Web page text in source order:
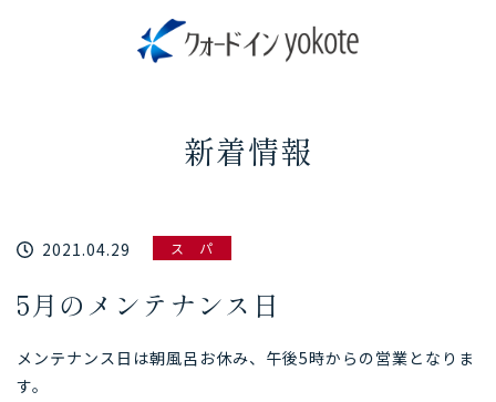
新着情報
2021.04.29 ス パ
5月のメンテナンス日
メンテナンス日は朝風呂お休み、午後5時からの営業となりま
す。